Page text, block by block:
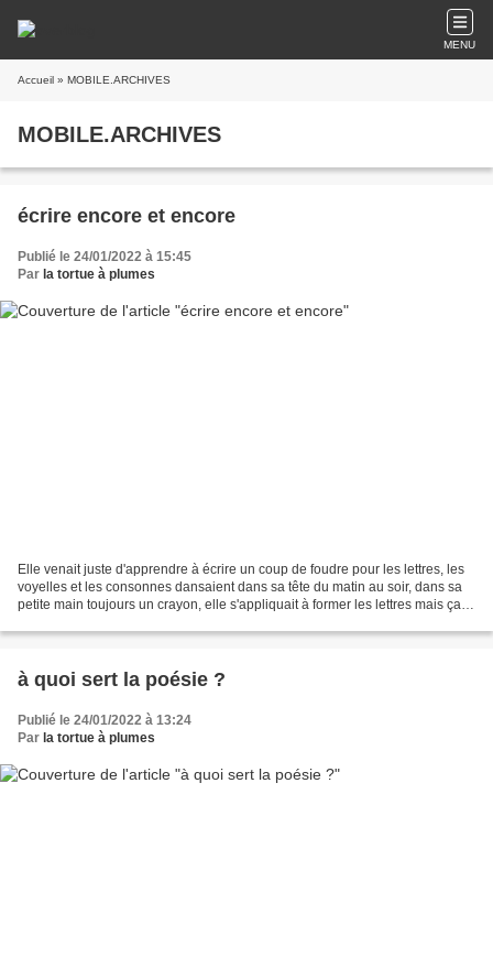
MENU
Accueil » MOBILE.ARCHIVES
MOBILE.ARCHIVES
écrire encore et encore
Publié le 24/01/2022 à 15:45
Par la tortue à plumes
Elle venait juste d'apprendre à écrire un coup de foudre pour les lettres, les
voyelles et les consonnes dansaient dans sa tête du matin au soir, dans sa
petite main toujours un crayon, elle s'appliquait à former les lettres mais ça
à quoi sert la poésie ?
Publié le 24/01/2022 à 13:24
Par la tortue à plumes